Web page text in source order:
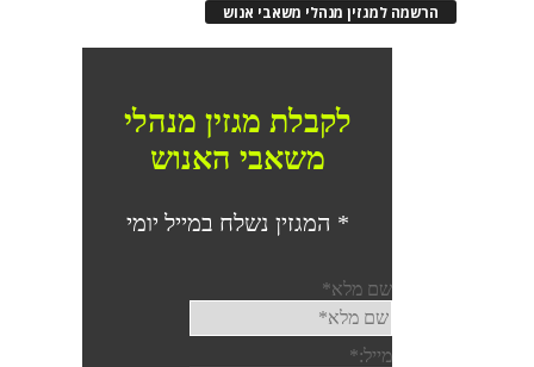
הרשמה למגזין מנהלי משאבי אנוש